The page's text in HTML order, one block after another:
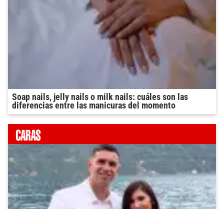
Soap nails, jelly nails o milk nails: cuáles son las
diferencias entre las manicuras del momento